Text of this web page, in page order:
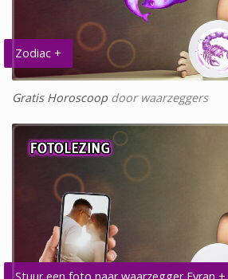
Zodiac +
Gratis Horoscoopdoor waarzeggers